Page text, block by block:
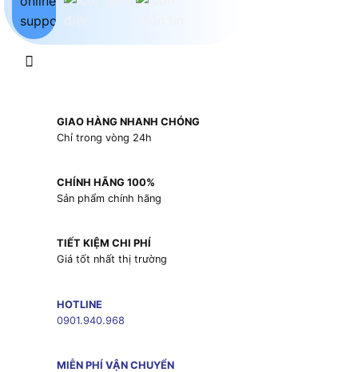
GIAO HÀNG NHANH CHÓNG
Chỉ trong vòng 24h
CHÍNH HÃNG 100%
Sản phẩm chính hãng
TIẾT KIỆM CHI PHÍ
Giá tốt nhất thị trường
HOTLINE
0901.940.968
MIỄN PHÍ VẬN CHUYỂN